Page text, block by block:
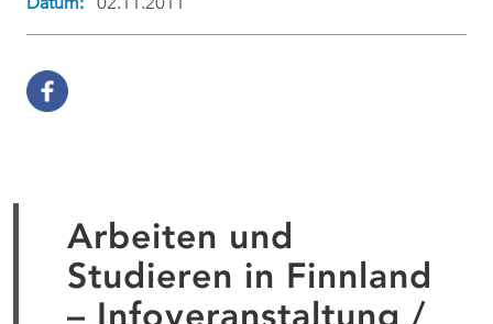
Arbeiten und
Studieren in Finnland
– Infoveranstaltung /